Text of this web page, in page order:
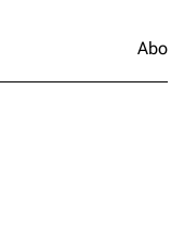
Abo